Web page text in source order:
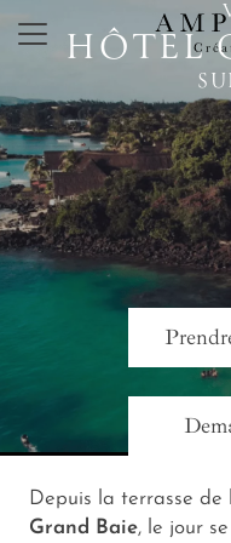
× HÔTEL
Depuis la terrasse de
Grand Baie, le jour